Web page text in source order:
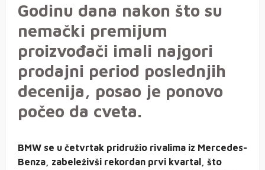
Godinu dana nakon što su
nemački premijum
proizvođači imali najgori
prodajni period poslednjih
decenija, posao je ponovo
počeo da cveta.
BMW se u četvrtak pridružio rivalima iz Mercedes-
Benza, zabeleživši rekordan prvi kvartal, što